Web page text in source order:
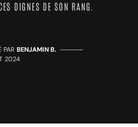
DIGNES DE SON RANG.
PAR BENJAMIN B. —————
2024